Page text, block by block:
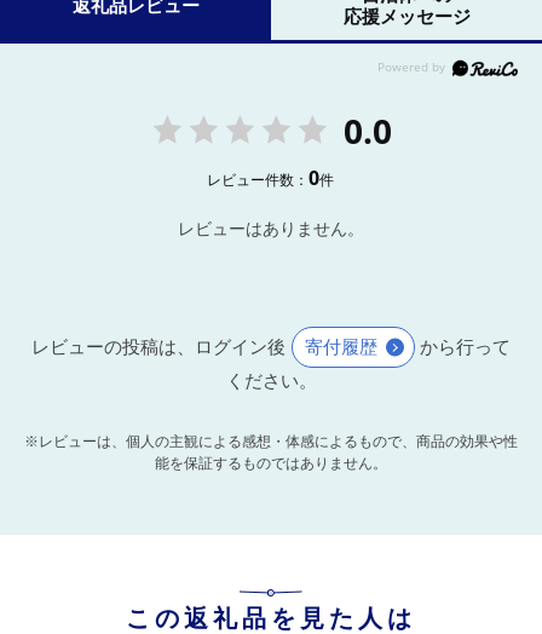
返礼品レビュー
応援メッセージ
0.0
レビュー件数：0件
レビューはありません。
レビューの投稿は、ログイン後 寄付履歴
から行って
ください。
※レビューは、個人の主観による感想・体感によるもので、商品の効果や性
能を保証するものではありません。
この返礼品を見た人は